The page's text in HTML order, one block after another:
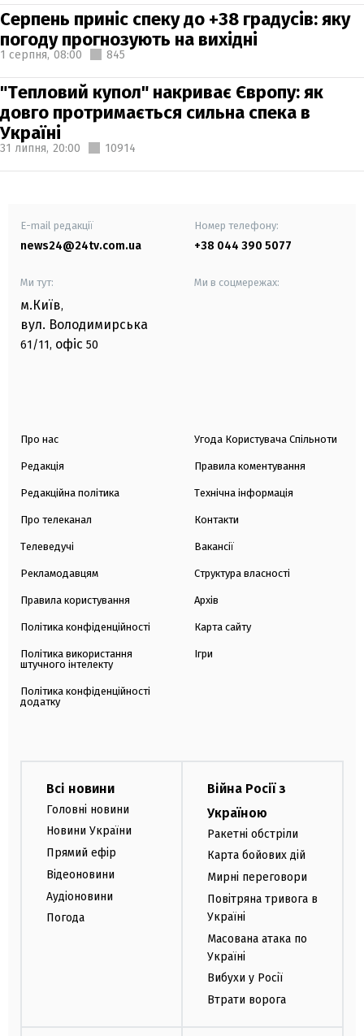
Серпень приніс спеку до +38 градусів: яку
погоду прогнозують на вихідні
1 серпня, 08:00 845
"Тепловий купол" накриває Європу: як
довго протримається сильна спека в
Україні
31 липня, 20:00 10914
E-mail редакції
news24@24tv.com.ua
Номер телефону:
+38 044 390 5077
Ми тут:
м.Київ,
вул. Володимирська
61/11, офіс 50
Ми в соцмережах:
Про нас
Редакція
Редакційна політика
Про телеканал
Телеведучі
Рекламодавцям
Правила користування
Політика конфіденційності
Політика використання
штучного інтелекту
Політика конфіденційності
додатку
Угода Користувача Спільноти
Правила коментування
Технічна інформація
Контакти
Вакансії
Структура власності
Архів
Карта сайту
Ігри
Всі новини
Головні новини
Новини України
Прямий ефір
Відеоновини
Аудіоновини
Погода
Війна Росії з
Україною
Ракетні обстріли
Карта бойових дій
Мирні переговори
Повітряна тривога в
Україні
Масована атака по
Україні
Вибухи у Росії
Втрати ворога